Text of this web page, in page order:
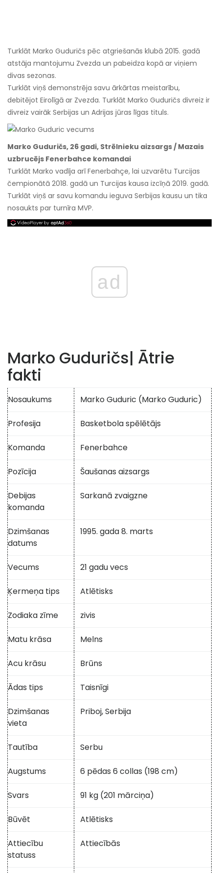
Turklāt Marko Guduričs pēc atgriešanās klubā 2015. gadā
atstāja mantojumu Zvezda un pabeidza kopā ar viņiem
divas sezonas.
Turklāt viņš demonstrēja savu ārkārtas meistarību,
debitējot Eirolīgā ar Zvezda. Turklāt Marko Guduričs divreiz ir
divreiz vairāk Serbijas un Adrijas jūras līgas tituls.
Marko Guduričs, 26 gadi, Strēlnieku aizsargs / Mazais
uzbrucējs Fenerbahce komandai
Turklāt Marko vadīja arī Fenerbahçe, lai uzvarētu Turcijas
čempionātā 2018. gadā un Turcijas kausa izcīņā 2019. gadā.
Turklāt viņš ar savu komandu ieguva Serbijas kausu un tika
nosaukts par turnīra MVP.
ad
Marko Guduričs| Ātrie
fakti
Nosaukums Marko Guduric (Marko Guduric)
Profesija Basketbola spēlētājs
Komanda Fenerbahce
Pozīcija Šaušanas aizsargs
Debijas
komanda
Sarkanā zvaigzne
Dzimšanas
datums
1995. gada 8. marts
Vecums 21 gadu vecs
Ķermeņa tips Atlētisks
Zodiaka zīme zivis
Matu krāsa Melns
Acu krāsu Brūns
Ādas tips Taisnīgi
Dzimšanas
vieta
Priboj, Serbija
Tautība Serbu
Augstums 6 pēdas 6 collas (198 cm)
Svars 91 kg (201 mārciņa)
Būvēt Atlētisks
Attiecību
statuss
Attiecībās